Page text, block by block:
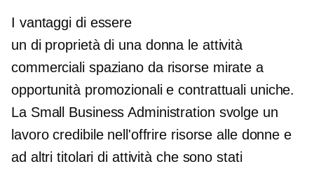
I vantaggi di essere
un di proprietà di una donna le attività
commerciali spaziano da risorse mirate a
opportunità promozionali e contrattuali uniche.
La Small Business Administration svolge un
lavoro credibile nell'offrire risorse alle donne e
ad altri titolari di attività che sono stati